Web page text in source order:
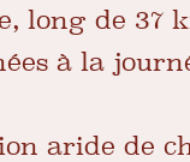
long de 37
à la
aride de